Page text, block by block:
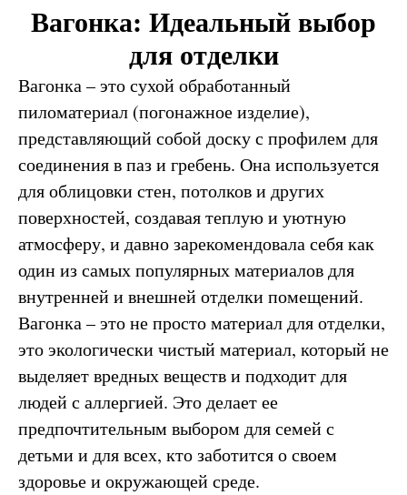
Вагонка: Идеальный выбор
для отделки
Вагонка – это сухой обработанный
пиломатериал (погонажное изделие),
представляющий собой доску с профилем для
соединения в паз и гребень. Она используется
для облицовки стен, потолков и других
поверхностей, создавая теплую и уютную
атмосферу, и давно зарекомендовала себя как
один из самых популярных материалов для
внутренней и внешней отделки помещений.
Вагонка – это не просто материал для отделки,
это экологически чистый материал, который не
выделяет вредных веществ и подходит для
людей с аллергией. Это делает ее
предпочтительным выбором для семей с
детьми и для всех, кто заботится о своем
здоровье и окружающей среде.